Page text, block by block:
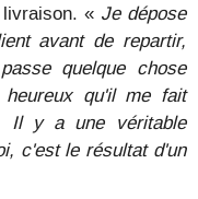
« Je dépose
avant de repartir,
quelque chose
qu'il me fait
Il y a une véritable
c'est le résultat d'un